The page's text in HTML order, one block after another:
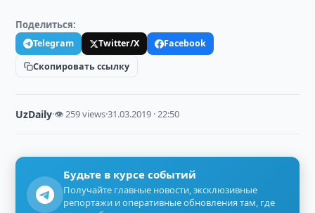
Поделиться:
Telegram Twitter/X
Facebook
Скопировать ссылку
UzDaily·👁 259 views·31.03.2019 · 22:50
Будьте в курсе событий
Получайте главные новости, эксклюзивные
репортажи и оперативные обновления там, где